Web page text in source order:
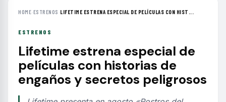
HOME›ESTRENOS ›LIFETIME ESTRENA ESPECIAL DE PELÍCULAS CON HIST...
ESTRENOS
Lifetime estrena especial de
películas con historias de
engaños y secretos peligrosos